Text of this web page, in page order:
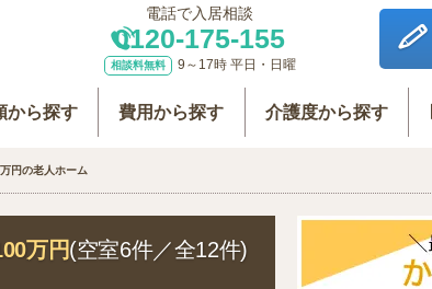
電話で入居相談
0120-175-155
相談料無料 9～17時 平日・日曜
から探す 費用から探す 介護度から探す
円の老人ホーム
万円(空室6件／全12件)